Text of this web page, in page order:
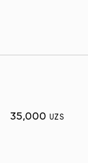
35,000 UZS